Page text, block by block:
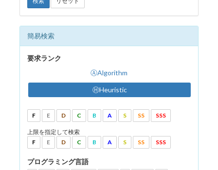
簡易検索
要求ランク
ⒶAlgorithm
ⒽHeuristic
F E D C B A S SS SSS
上限を指定して検索
F
E D C B A S SS SSS
プログラミング言語